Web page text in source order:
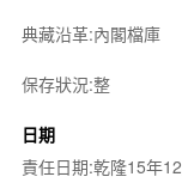
典藏沿革:內閣檔庫
保存狀況:整
日期
責任日期:乾隆15年